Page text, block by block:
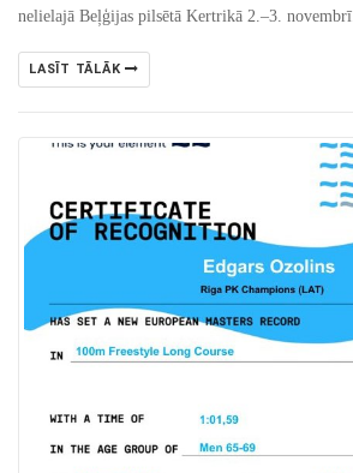
nelielajā Beļģijas pilsētā Kertrikā 2.–3.
LASĪT TĀLĀK